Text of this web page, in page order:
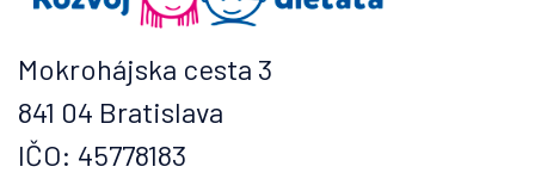
Mokrohájska cesta 3
841 04 Bratislava
IČO: 45778183